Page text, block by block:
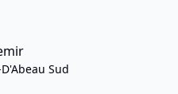
Sud